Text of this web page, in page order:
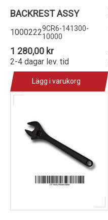
BACKREST ASSY
10002229CR6-141300-
10000
1 280,00 kr
2-4 dagar lev. tid
Lägg i varukorg